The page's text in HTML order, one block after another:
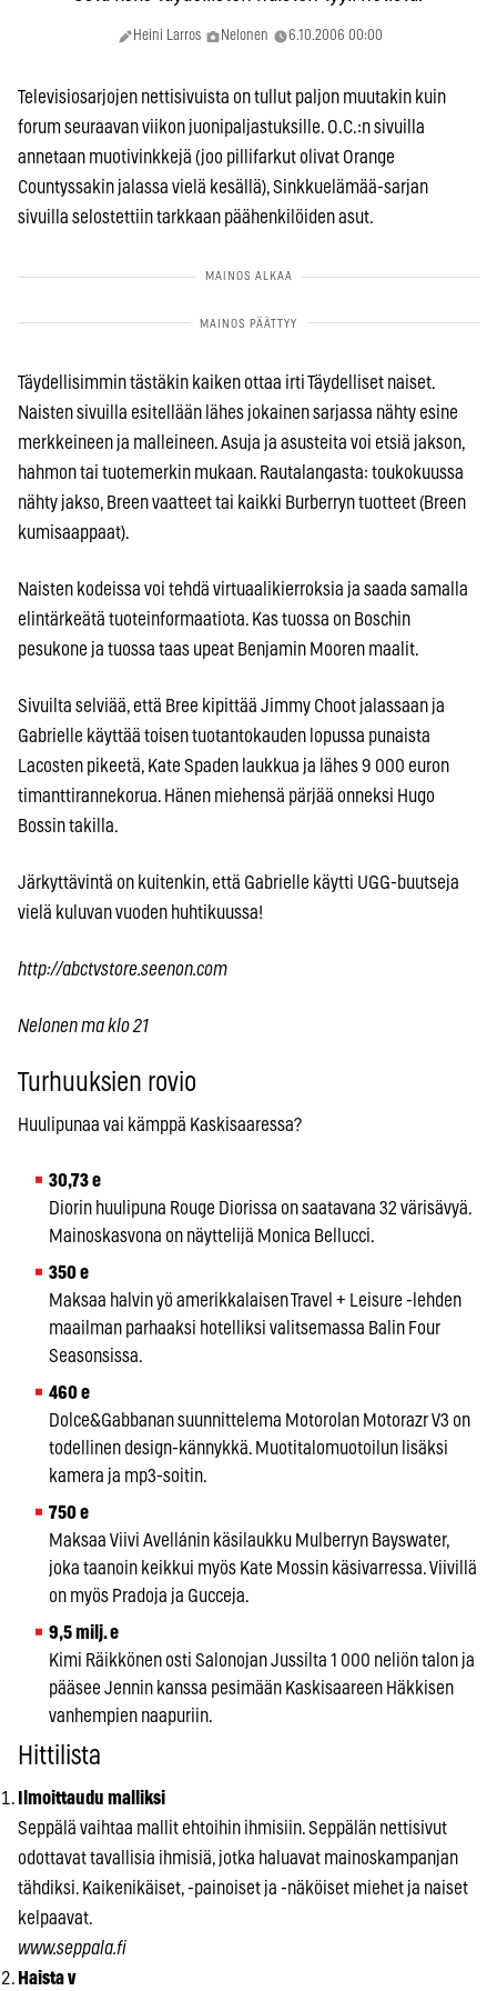
Heini Larros Nelonen 6.10.2006 00:00
Televisiosarjojen nettisivuista on tullut paljon muutakin kuin
forum seuraavan viikon juonipaljastuksille. O.C.:n sivuilla
annetaan muotivinkkejä (joo pillifarkut olivat Orange
Countyssakin jalassa vielä kesällä), Sinkkuelämää-sarjan
sivuilla selostettiin tarkkaan päähenkilöiden asut.
Täydellisimmin tästäkin kaiken ottaa irti Täydelliset naiset.
Naisten sivuilla esitellään lähes jokainen sarjassa nähty esine
merkkeineen ja malleineen. Asuja ja asusteita voi etsiä jakson,
hahmon tai tuotemerkin mukaan. Rautalangasta: toukokuussa
nähty jakso, Breen vaatteet tai kaikki Burberryn tuotteet (Breen
kumisaappaat).
Naisten kodeissa voi tehdä virtuaalikierroksia ja saada samalla
elintärkeätä tuoteinformaatiota. Kas tuossa on Boschin
pesukone ja tuossa taas upeat Benjamin Mooren maalit.
Sivuilta selviää, että Bree kipittää Jimmy Choot jalassaan ja
Gabrielle käyttää toisen tuotantokauden lopussa punaista
Lacosten pikeetä, Kate Spaden laukkua ja lähes 9 000 euron
timanttirannekorua. Hänen miehensä pärjää onneksi Hugo
Bossin takilla.
Järkyttävintä on kuitenkin, että Gabrielle käytti UGG-buutseja
vielä kuluvan vuoden huhtikuussa!
http://abctvstore.seenon.com
Nelonen ma klo 21
Turhuuksien rovio
Huulipunaa vai kämppä Kaskisaaressa?
30,73 e
Diorin huulipuna Rouge Diorissa on saatavana 32 värisävyä.
Mainoskasvona on näyttelijä Monica Bellucci.
350 e
Maksaa halvin yö amerikkalaisen Travel + Leisure -lehden
maailman parhaaksi hotelliksi valitsemassa Balin Four
Seasonsissa.
460 e
Dolce&Gabbanan suunnittelema Motorolan Motorazr V3 on
todellinen design-kännykkä. Muotitalomuotoilun lisäksi
kamera ja mp3-soitin.
750 e
Maksaa Viivi Avellánin käsilaukku Mulberryn Bayswater,
joka taanoin keikkui myös Kate Mossin käsivarressa. Viivillä
on myös Pradoja ja Gucceja.
9,5 milj. e
Kimi Räikkönen osti Salon­ojan Jussilta 1 000 neliön talon ja
pääsee Jennin kanssa pesimään Kaskisaareen Häkkisen
vanhempien naapuriin.
Hittilista
Ilmoittaudu malliksi
Seppälä vaihtaa mallit ehtoihin ihmisiin. Seppälän nettisivut
odottavat tavallisia ihmisiä, jotka haluavat mainoskampanjan
tähdiksi. Kaikenikäiset, -painoiset ja -näköiset miehet ja naiset
kelpaavat.
www.seppala.fi
Haista v